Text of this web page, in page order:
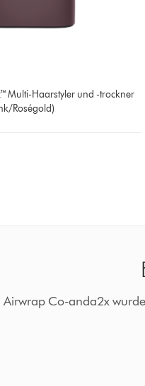
Multi-Haarstyler und -trockner
Roségold)
Co-anda2x